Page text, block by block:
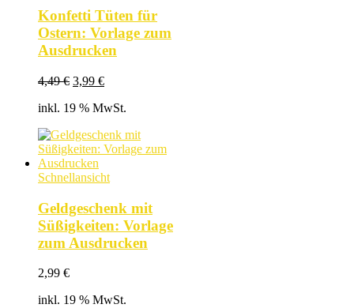
Konfetti Tüten für
Ostern: Vorlage zum
Ausdrucken
4,49€ Ursprünglicher
war:
3,99 €Aktueller
ist:
inkl. 19 % MwSt.
Schnellansicht
Geldgeschenk mit
Süßigkeiten: Vorlage
zum Ausdrucken
2,99 €
inkl. 19 % MwSt.